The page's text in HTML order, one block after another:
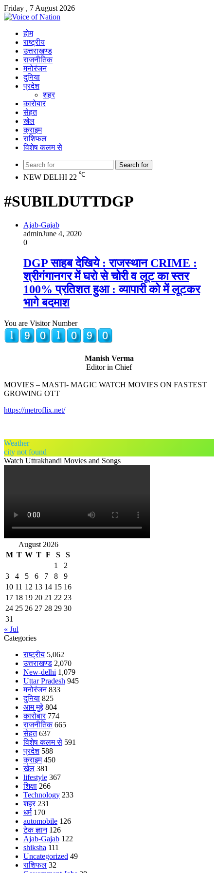
Friday , 7 August 2026
होम
राष्ट्रीय
उत्तराखण्ड
राजनीतिक
मनोरंजन
दुनिया
प्रदेश
शहर
कारोबार
सेहत
खेल
क्राइम
राशिफल
विशेष कलम से
Search for
NEW DELHI 22 ℃
#SUBILDUTTDGP
Ajab-Gajab
adminJune 4, 2020
0
DGP साहब देखिये : राजस्थान CRIME :
श्रीगंगानगर में घरो से चोरी व लूट का स्तर
100% प्रतिशत हुआ : व्यापारी को में लूटकर
भागे बदमाश
You are Visitor Number
Manish Verma
Editor in Chief
MOVIES – MASTI- MAGIC WATCH MOVIES ON FASTEST
GROWING OTT
https://metroflix.net/
Weather
city not found
Watch Uttrakhandi Movies and Songs
August 2026
M T W T F S
S
1
2
3
4 5 6 7 8
9
10 11 12 13 14 15 16
17 18 19 20 21 22 23
24 25 26 27 28 29 30
31
« Jul
Categories
राष्ट्रीय 5,062
उत्तराखण्ड 2,070
New-delhi 1,079
Uttar Pradesh 945
मनोरंजन 833
दुनिया 825
आम मुद्दे 804
कारोबार 774
राजनीतिक 665
सेहत 637
विशेष कलम से 591
प्रदेश 588
क्राइम 450
खेल 381
lifestyle 367
शिक्षा 266
Technology 233
शहर 231
धर्म 170
automobile 126
टेक ज्ञान 126
Ajab-Gajab 122
shiksha 111
Uncategorized 49
राशिफल 32